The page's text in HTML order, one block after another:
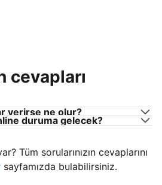
cevapları
verirse ne olur?
duruma gelecek?
Tüm sorularınızın cevaplarını
sayfamızda bulabilirsiniz.